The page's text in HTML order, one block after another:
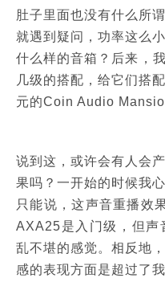
肚子里面也没有什么所
就遇到疑问，功率这么
什么样的音箱？后来，
几级的搭配，给它们搭
元的Coin Audio
说到这，或许会有人会
果吗？一开始的时候我
只能说，这声音重播效
AXA25是入门级，但声
乱不堪的感觉。相反地
感的表现方面是超过了